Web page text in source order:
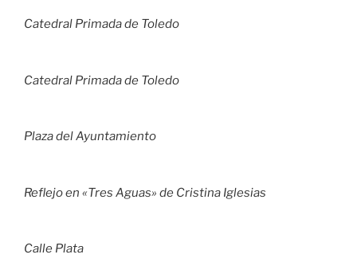
Catedral Primada de Toledo
Catedral Primada de Toledo
Plaza del Ayuntamiento
Reflejo en «Tres Aguas» de Cristina Iglesias
Calle Plata